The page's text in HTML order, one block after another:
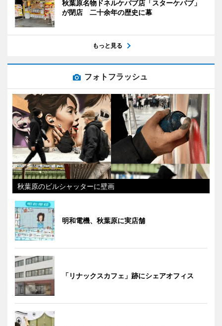
秋葉原名物ドネルケバブ店「スターケバブ」
が閉店 二十余年の歴史に幕
もっと見る
フォトフラッシュ
秋葉原のビルシャッターに壁画
明和電機、秋葉原に実店舗
「リナックスカフェ」跡にシェアオフィス